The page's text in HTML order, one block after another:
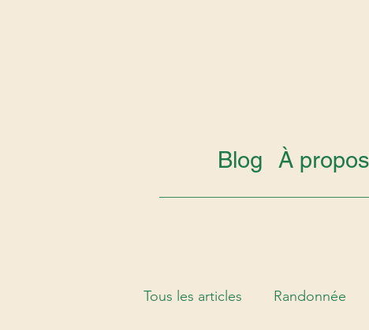
Blog À propos
Tous les articles Randonnée